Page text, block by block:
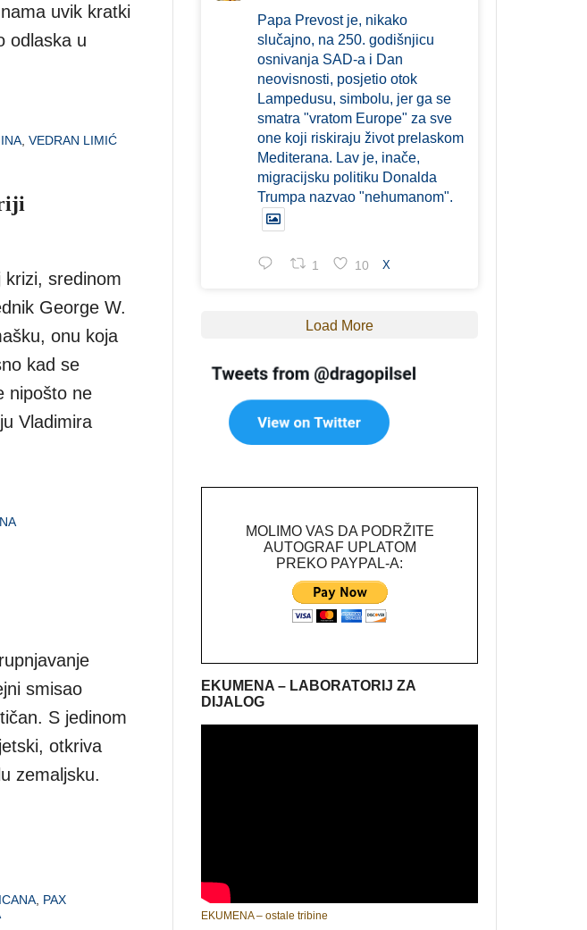
uvik kratki
odlaska u
VEDRAN LIMIĆ
krizi, sredinom
George W.
onu koja
kad se
nipošto ne
Vladimira
smisao
S jedinom
otkriva
zemaljsku.
, PAX
Papa Prevost je, nikako
slučajno, na 250. godišnjicu
osnivanja SAD-a i Dan
neovisnosti, posjetio otok
Lampedusu, simbolu, jer ga se
smatra "vratom Europe" za sve
one koji riskiraju život prelaskom
Mediterana. Lav je, inače,
migracijsku politiku Donalda
Trumpa nazvao "nehumanom".
1 10 X
Load More
MOLIMO VAS DA PODRŽITE
AUTOGRAF UPLATOM
PREKO PAYPAL-A:
EKUMENA – LABORATORIJ ZA
DIJALOG
EKUMENA – ostale tribine